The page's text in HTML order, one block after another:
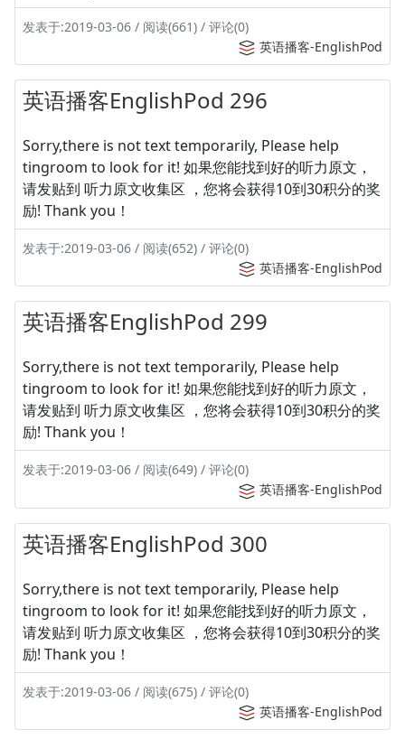
发表于:2019-03-06 / 阅读(661) / 评论(0)
英语播客-EnglishPod
英语播客EnglishPod 296
Sorry,there is not text temporarily, Please help
tingroom to look for it! 如果您能找到好的听力原文，
请发贴到 听力原文收集区 ，您将会获得10到30积分的奖
励! Thank you！
发表于:2019-03-06 / 阅读(652) / 评论(0)
英语播客-EnglishPod
英语播客EnglishPod 299
Sorry,there is not text temporarily, Please help
tingroom to look for it! 如果您能找到好的听力原文，
请发贴到 听力原文收集区 ，您将会获得10到30积分的奖
励! Thank you！
发表于:2019-03-06 / 阅读(649) / 评论(0)
英语播客-EnglishPod
英语播客EnglishPod 300
Sorry,there is not text temporarily, Please help
tingroom to look for it! 如果您能找到好的听力原文，
请发贴到 听力原文收集区 ，您将会获得10到30积分的奖
励! Thank you！
发表于:2019-03-06 / 阅读(675) / 评论(0)
英语播客-EnglishPod